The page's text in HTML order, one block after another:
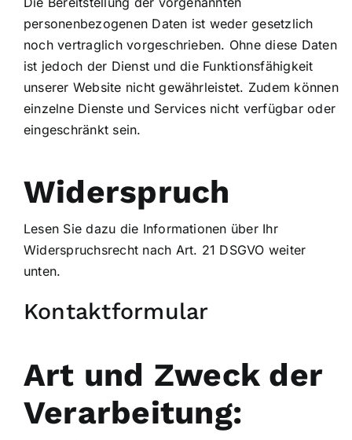
personenbezogenen Daten ist weder gesetzlich
noch vertraglich vorgeschrieben. Ohne diese Daten
ist jedoch der Dienst und die Funktionsfähigkeit
unserer Website nicht gewährleistet. Zudem können
einzelne Dienste und Services nicht verfügbar oder
eingeschränkt sein.
Widerspruch
Lesen Sie dazu die Informationen über Ihr
Widerspruchsrecht nach Art. 21 DSGVO weiter
unten.
Kontaktformular
Art und Zweck der
Verarbeitung: